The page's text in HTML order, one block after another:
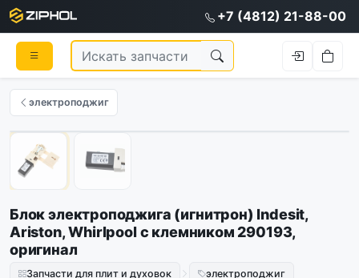
+7 (4812) 21-88-00
электроподжиг
Оригинал
Блок электроподжига (игнитрон) Indesit,
Ariston, Whirlpool с клемником 290193,
оригинал
Запчасти для плит и духовок электроподжиг